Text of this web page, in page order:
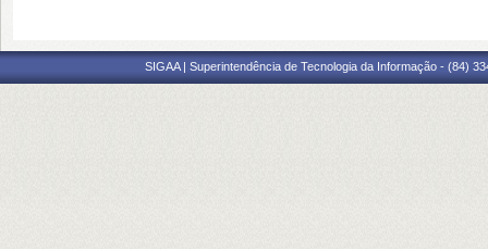
SIGAA | Superintendência de Tecnologia da Informação - (84)